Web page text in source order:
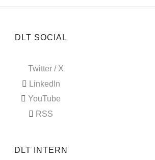
DLT SOCIAL
Twitter / X
LinkedIn
YouTube
RSS
DLT INTERN